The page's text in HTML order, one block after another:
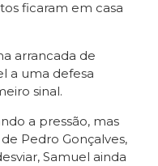
ficaram em casa
arrancada de
a uma defesa
sinal.
a pressão, mas
Pedro Gonçalves,
Samuel ainda